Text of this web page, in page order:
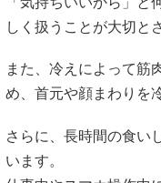
しく扱うことが大切と
また、冷えによって筋
め、首元や顔まわりを
さらに、長時間の食い
います。